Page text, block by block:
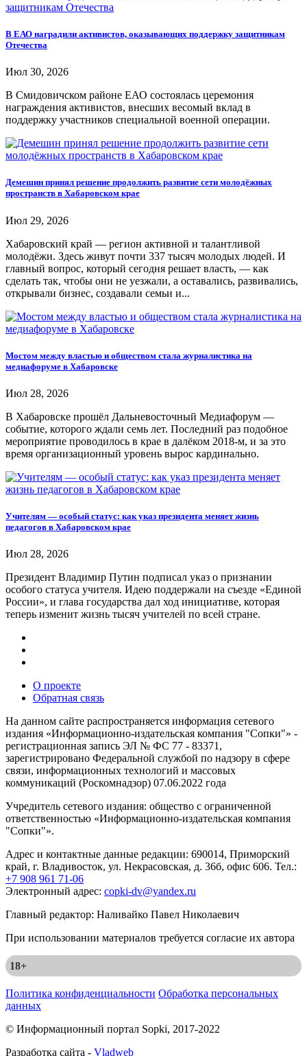
В ЕАО наградили активистов, оказывающих поддержку защитникам
Отечества
Июл 30, 2026
В Смидовичском районе ЕАО состоялась церемония
награждения активистов, внесших весомый вклад в
поддержку участников специальной военной операции.
Демешин принял решение продолжить развитие сети молодёжных
пространств в Хабаровском крае
Июл 29, 2026
Хабаровский край — регион активной и талантливой
молодёжи. Здесь живут почти 337 тысяч молодых людей. И
главный вопрос, который сегодня решает власть, — как
сделать так, чтобы они не уезжали, а оставались, развивались,
открывали бизнес, создавали семьи и...
Мостом между властью и обществом стала журналистика на
медиафоруме в Хабаровске
Июл 28, 2026
В Хабаровске прошёл Дальневосточный Медиафорум —
событие, которого ждали семь лет. Последний раз подобное
мероприятие проводилось в крае в далёком 2018-м, и за это
время организационный уровень вырос кардинально.
Учителям — особый статус: как указ президента меняет жизнь
педагогов в Хабаровском крае
Июл 28, 2026
Президент Владимир Путин подписал указ о признании
особого статуса учителя. Идею поддержали на съезде «Единой
России», и глава государства дал ход инициативе, которая
теперь изменит жизнь тысяч учителей по всей стране.
О проекте
Обратная связь
На данном сайте распространяется информация сетевого
издания «Информационно-издательская компания "Сопки"» -
регистрационная запись ЭЛ № ФС 77 - 83371,
зарегистрировано Федеральной службой по надзору в сфере
связи, информационных технологий и массовых
коммуникаций (Роскомнадзор) 07.06.2022 года
Учредитель сетевого издания: общество с ограниченной
ответственностью «Информационно-издательская компания
"Сопки"».
Адрес и контактные данные редакции: 690014, Приморский
край, г. Владивосток, ул. Некрасовская, д. 36б, офис 606. Тел.:
+7 908 961 71-06
Электронный адрес: copki-dv@yandex.ru
Главный редактор: Наливайко Павел Николаевич
При использовании материалов требуется согласие их автора
18+
Политика конфиденциальности Обработка персональных
данных
© Информационный портал Sopki, 2017-2022
Разработка сайта - Vladweb